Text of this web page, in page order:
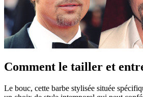
Comment le tailler et
Le bouc, cette barbe stylisée située